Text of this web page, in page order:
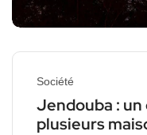
Société
Jendouba :
plusieurs